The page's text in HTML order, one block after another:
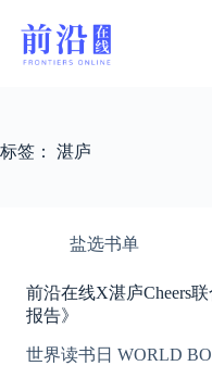
标签： 湛庐
盐选书单
前沿在线X湛庐Cheers
报告》
世界读书日 WORLD